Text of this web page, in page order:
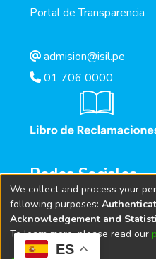
ES
Portal de Transparencia
admision@isil.pe
01 706 0000
Redes Sociales
We collect and process your
following purposes:
Acknowledgement and
To learn more, please read our